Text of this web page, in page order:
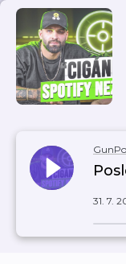
31. 7.